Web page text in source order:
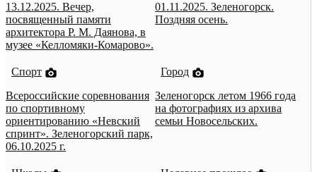
13.12.2025. Вечер,
посвященный памяти
архитектора Р. М. Даянова, в
музее «Келломяки-Комарово».
01.11.2025. Зеленогорск.
Поздняя осень.
Спорт
Всероссийские соревнования
по спортивному
ориентированию «Невский
спринт». Зеленогорский парк,
06.10.2025 г.
Город
Зеленогорск летом 1966 года
на фотографиях из архива
семьи Новосельских.